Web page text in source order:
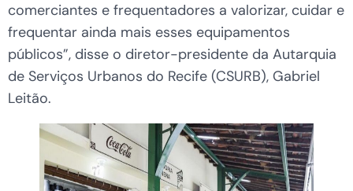
comerciantes e frequentadores a valorizar, cuidar e
frequentar ainda mais esses equipamentos
públicos”, disse o diretor-presidente da Autarquia
de Serviços Urbanos do Recife (CSURB), Gabriel
Leitão.